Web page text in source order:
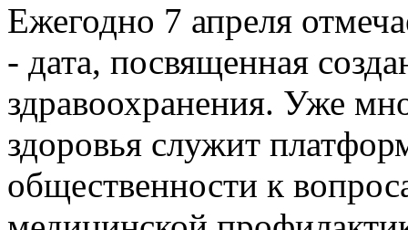
Ежегодно 7 апреля
- дата, посвященная
здравоохранения. Уже
здоровья служит
общественности к